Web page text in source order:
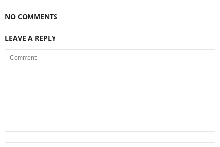
NO COMMENTS
LEAVE A REPLY